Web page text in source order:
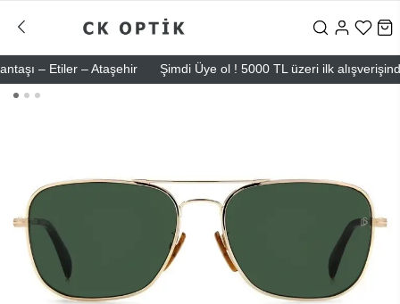
– Etiler – Ataşehir Şimdi Üye ol ! 5000 TL üzeri ilk alışverişinde